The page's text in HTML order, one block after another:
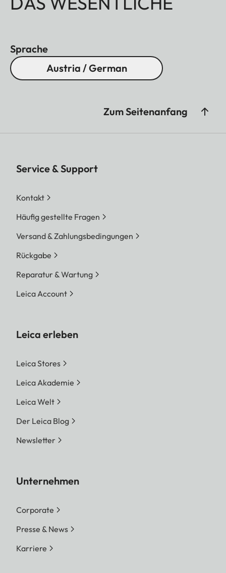
Sprache
Austria / German
Zum Seitenanfang
Service & Support
Kontakt
Häufig gestellte Fragen
Versand & Zahlungsbedingungen
Rückgabe
Reparatur & Wartung
Leica Account
Leica erleben
Leica Stores
Leica Akademie
Leica Welt
Der Leica Blog
Newsletter
Unternehmen
Corporate
Presse & News
Karriere